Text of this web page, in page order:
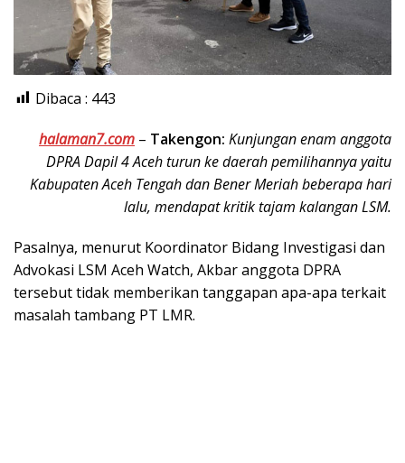
Dibaca : 443
halaman7.com – Takengon: Kunjungan enam anggota
DPRA Dapil 4 Aceh turun ke daerah pemilihannya yaitu
Kabupaten Aceh Tengah dan Bener Meriah beberapa hari
lalu, mendapat kritik tajam kalangan LSM.
Pasalnya, menurut Koordinator Bidang Investigasi dan
Advokasi LSM Aceh Watch, Akbar anggota DPRA
tersebut tidak memberikan tanggapan apa-apa terkait
masalah tambang PT LMR.